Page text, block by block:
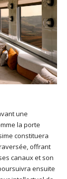
une
la porte
constituera
offrant
canaux et son
ensuite